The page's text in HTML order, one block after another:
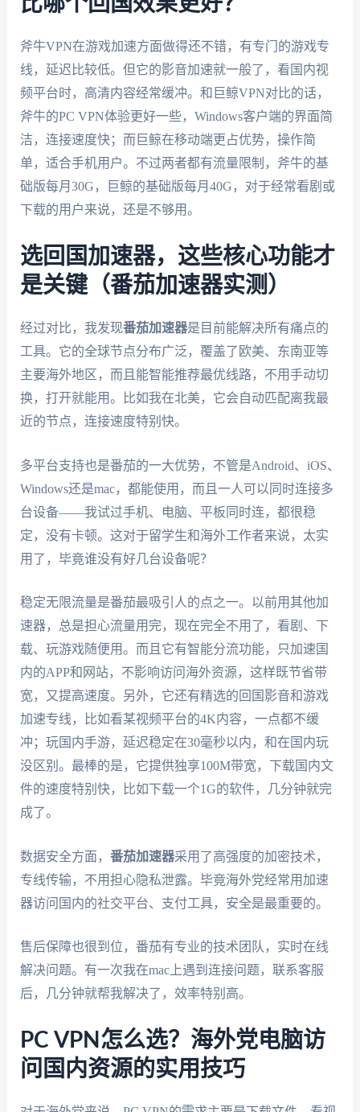
斧牛VPN在游戏加速方面做得还不错，有专门的游戏专
线，延迟比较低。但它的影音加速就一般了，看国内视
频平台时，高清内容经常缓冲。和巨鲸VPN对比的话，
斧牛的PC VPN体验更好一些，Windows客户端的界面简
洁，连接速度快；而巨鲸在移动端更占优势，操作简
单，适合手机用户。不过两者都有流量限制，斧牛的基
础版每月30G，巨鲸的基础版每月40G，对于经常看剧或
下载的用户来说，还是不够用。
选回国加速器，这些核心功能才
是关键（番茄加速器实测）
经过对比，我发现番茄加速器是目前能解决所有痛点的
工具。它的全球节点分布广泛，覆盖了欧美、东南亚等
主要海外地区，而且能智能推荐最优线路，不用手动切
换，打开就能用。比如我在北美，它会自动匹配离我最
近的节点，连接速度特别快。
多平台支持也是番茄的一大优势，不管是Android、iOS、
Windows还是mac，都能使用，而且一人可以同时连接多
台设备——我试过手机、电脑、平板同时连，都很稳
定，没有卡顿。这对于留学生和海外工作者来说，太实
用了，毕竟谁没有好几台设备呢？
稳定无限流量是番茄最吸引人的点之一。以前用其他加
速器，总是担心流量用完，现在完全不用了，看剧、下
载、玩游戏随便用。而且它有智能分流功能，只加速国
内的APP和网站，不影响访问海外资源，这样既节省带
宽，又提高速度。另外，它还有精选的回国影音和游戏
加速专线，比如看某视频平台的4K内容，一点都不缓
冲；玩国内手游，延迟稳定在30毫秒以内，和在国内玩
没区别。最棒的是，它提供独享100M带宽，下载国内文
件的速度特别快，比如下载一个1G的软件，几分钟就完
成了。
数据安全方面， 番茄加速器采用了高强度的加密技术，
专线传输，不用担心隐私泄露。毕竟海外党经常用加速
器访问国内的社交平台、支付工具，安全是最重要的。
售后保障也很到位，番茄有专业的技术团队，实时在线
解决问题。有一次我在mac上遇到连接问题，联系客服
后，几分钟就帮我解决了，效率特别高。
PC VPN怎么选？海外党电脑访
问国内资源的实用技巧